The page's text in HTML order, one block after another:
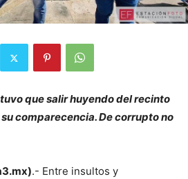
que salir huyendo del recinto
comparecencia. De corrupto no
.- Entre insultos y